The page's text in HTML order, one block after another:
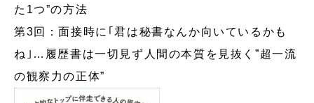
た1つ”の方法
第3回：面接時に｢君は秘書なんか向いているかも
ね｣…履歴書は一切見ず人間の本質を見抜く”超一流
の観察力の正体”